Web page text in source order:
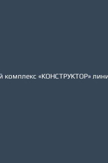
«КОНСТРУКТОР»